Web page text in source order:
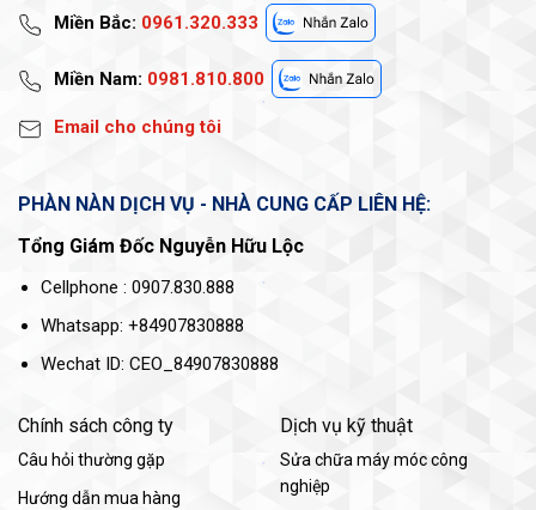
Miền Bắc: 0961.320.333
Miền Nam: 0981.810.800
Email cho chúng tôi
PHÀN NÀN DỊCH VỤ - NHÀ CUNG CẤP LIÊN HỆ:
Tổng Giám Đốc Nguyễn Hữu Lộc
Cellphone : 0907.830.888
Whatsapp: +84907830888
Wechat ID: CEO_84907830888
Chính sách công ty
Câu hỏi thường gặp
Hướng dẫn mua hàng
Dịch vụ kỹ thuật
Sửa chữa máy móc công
nghiệp